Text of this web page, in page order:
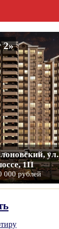
ул.
1П
000 рублей